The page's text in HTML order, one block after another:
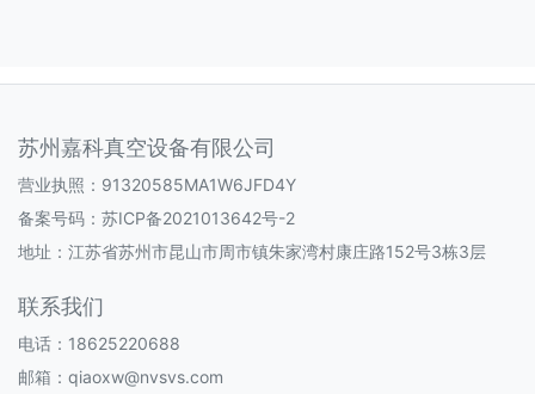
苏州嘉科真空设备有限公司
营业执照：91320585MA1W6JFD4Y
备案号码： 苏ICP备2021013642号-2
地址：江苏省苏州市昆山市周市镇朱家湾村康庄路152号3栋3层
联系我们
电话：18625220688
邮箱：qiaoxw@nvsvs.com